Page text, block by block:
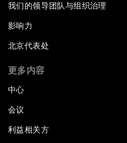
我们的领导团队与组织治理
影响力
北京代表处
更多内容
中心
会议
利益相关方